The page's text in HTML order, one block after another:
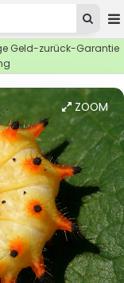
Geld-zurück-Garantie
ZOOM